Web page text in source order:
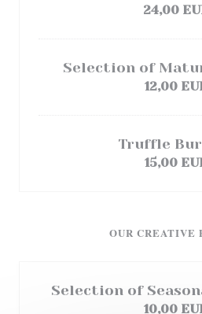
24,00
Selection of
12,00
Truffle
15,00
OUR CREATIVE
Selection of
10,00